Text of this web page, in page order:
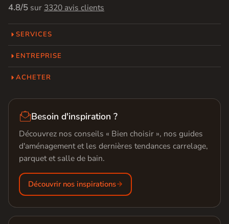
4.8/5 sur 3320 avis clients
SERVICES
ENTREPRISE
ACHETER
Besoin d'inspiration ?
Découvrez nos conseils « Bien choisir », nos guides
d'aménagement et les dernières tendances carrelage,
parquet et salle de bain.
Découvrir nos inspirations